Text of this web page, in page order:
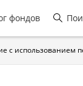
фондов
с использованием